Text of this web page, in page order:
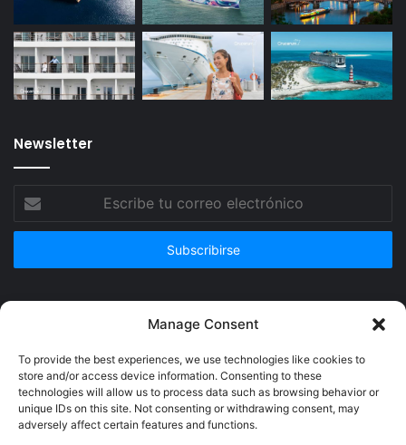
Manage Consent
To provide the best experiences, we use technologies like cookies to
store and/or access device information. Consenting to these
technologies will allow us to process data such as browsing behavior or
unique IDs on this site. Not consenting or withdrawing consent, may
adversely affect certain features and functions.
Newsletter
correo